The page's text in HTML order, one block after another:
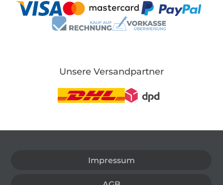
Unsere Versandpartner
Impressum